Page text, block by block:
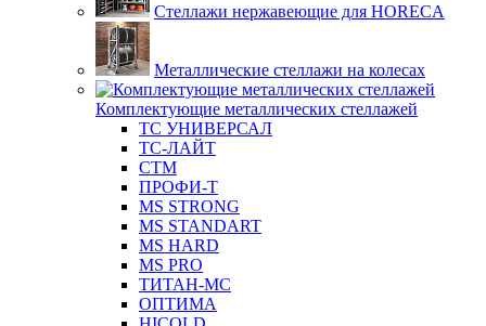
Стеллажи нержавеющие для HORECA
Металлические стеллажи на колесах
Комплектующие металлических стеллажей
ТС УНИВЕРСАЛ
ТС-ЛАЙТ
СТМ
ПРОФИ-Т
MS STRONG
MS STANDART
MS HARD
MS PRO
ТИТАН-МС
ОПТИМА